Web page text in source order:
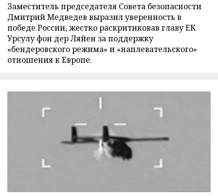
Заместитель председателя Совета безопасности
Дмитрий Медведев выразил уверенность в
победе России, жестко раскритиковав главу ЕК
Урсулу фон дер Ляйен за поддержку
«бендеровского режима» и «наплевательского»
отношения к Европе.